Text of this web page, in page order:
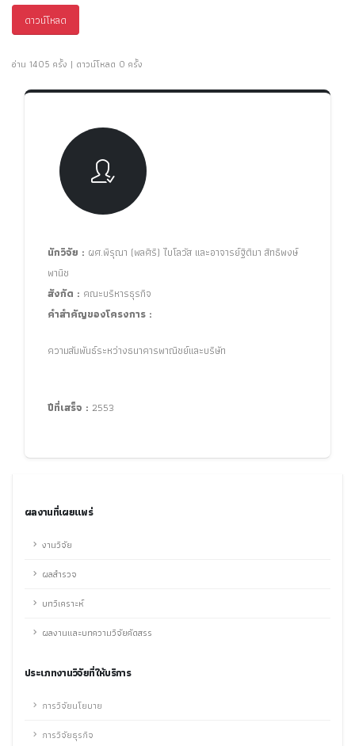
ดาวน์โหลด
อ่าน 1405 ครั้ง | ดาวน์โหลด 0 ครั้ง
นักวิจัย : ผศ.พิรุณา (พลศิริ) ไบโลวัส และอาจารย์ฐิติมา สิทธิพงษ์
พานิช
สังกัด : คณะบริหารธุรกิจ
คำสำคัญของโครงการ :
ความสัมพันธ์ระหว่างธนาคารพาณิชย์และบริษัท
ปีที่เสร็จ : 2553
ผลงานที่เผยแพร่
งานวิจัย
ผลสำรวจ
บทวิเคราะห์
ผลงานและบทความวิจัยคัดสรร
ประเภทงานวิจัยที่ให้บริการ
การวิจัยนโยบาย
การวิจัยธุรกิจ